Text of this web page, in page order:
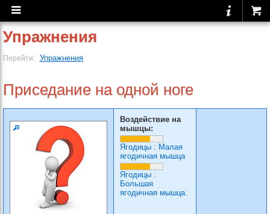
Упражнения
Перейти: Упражнения
Приседание на одной ноге
Воздействие на
мышцы:
Ягодицы : Малая
ягодичная мышца
Ягодицы :
Большая
ягодичная мышца.